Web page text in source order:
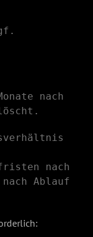
nach
nach
Ablauf